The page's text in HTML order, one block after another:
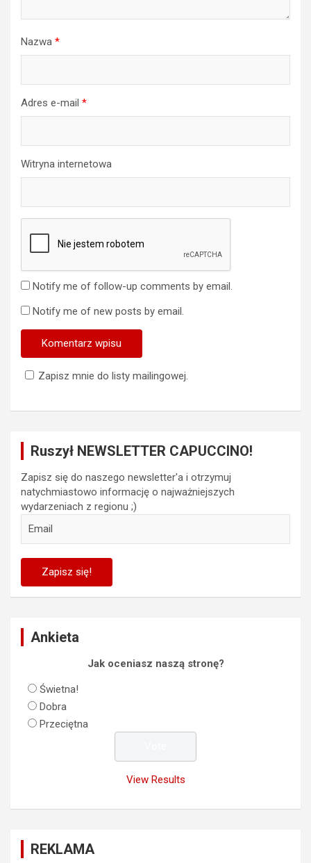
Nazwa *
Adres e-mail *
Witryna internetowa
Notify me of follow-up comments by email.
Notify me of new posts by email.
Zapisz mnie do listy mailingowej.
Ruszył NEWSLETTER CAPUCCINO!
Zapisz się do naszego newsletter'a i otrzymuj
natychmiastowo informację o najważniejszych
wydarzeniach z regionu ;)
Ankieta
Jak oceniasz naszą stronę?
Świetna!
Dobra
Przeciętna
View Results
REKLAMA